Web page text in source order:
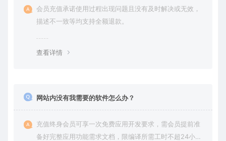
会员充值承诺使用过程出现问题且没有及时解决或无效，
描述不一致等均支持全额退款。
查看详情
网站内没有我需要的软件怎么办？
充值终身会员可享一次免费应用开发要求，需会员提前准
备好完整应用功能需求文档，限编译所需工时不超24小